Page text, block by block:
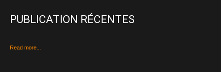
PUBLICATION RÉCENTES
Read more...